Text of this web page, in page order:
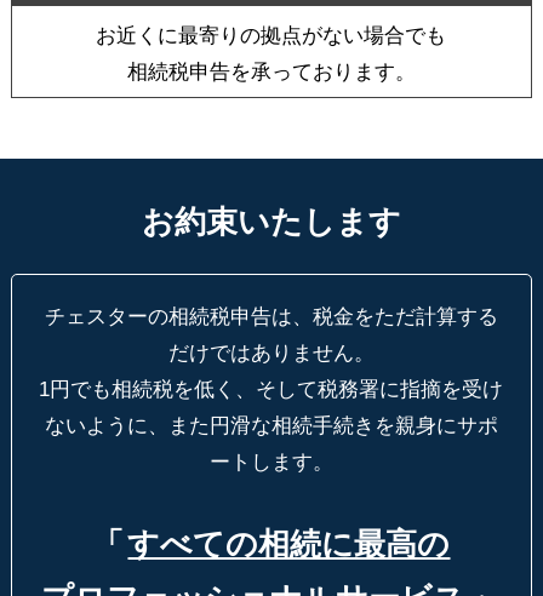
お近くに最寄りの拠点がない場合でも
相続税申告を承っております。
お約束いたします
チェスターの相続税申告は、税金をただ計算する
だけではありません。
1円でも相続税を低く、そして税務署に指摘を受け
ないように、
また円滑な相続手続きを親身にサポ
ートします。
「 すべての相続に最高の